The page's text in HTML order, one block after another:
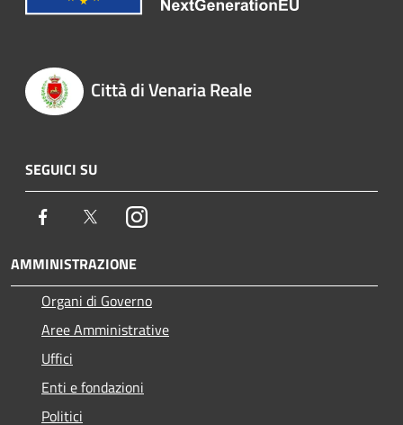
Città di Venaria Reale
SEGUICI SU
Facebook TwitterInstagram
AMMINISTRAZIONE
Organi di Governo
Aree Amministrative
Uffici
Enti e fondazioni
Politici